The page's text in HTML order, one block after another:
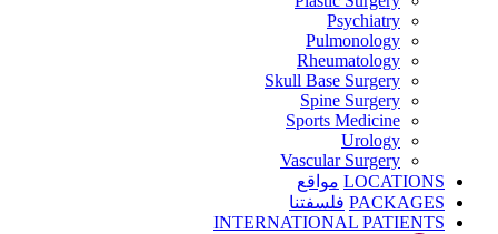
Psychiatry
Pulmonology
Rheumatology
Skull Base Surgery
Spine Surgery
Sports Medicine
Urology
Vascular Surgery
LOCATIONS مواقع
PACKAGES فلسفتنا
INTERNATIONAL PATIENTS